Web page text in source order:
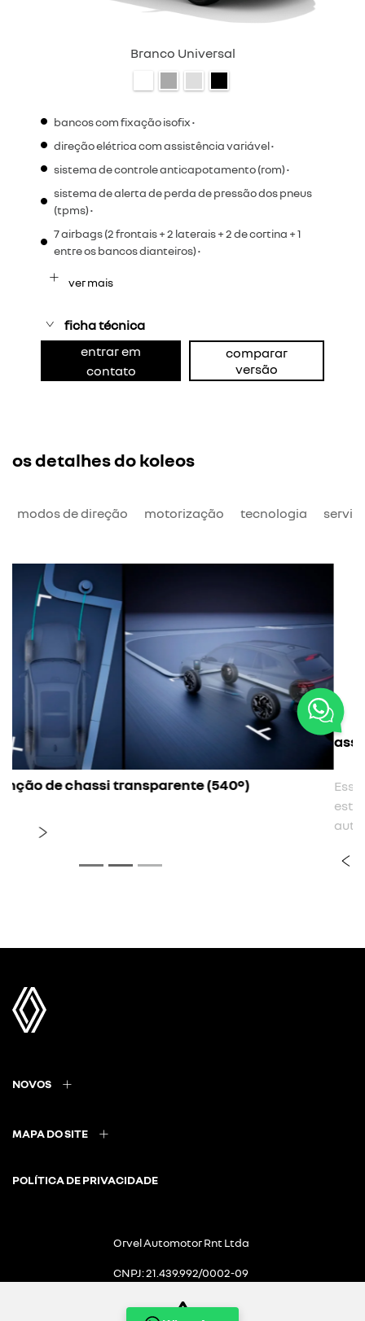
Branco Universal
bancos com fixação isofix •
direção elétrica com assistência variável •
sistema de controle anticapotamento (rom) •
sistema de alerta de perda de pressão dos pneus
(tpms) •
7 airbags (2 frontais + 2 laterais + 2 de cortina + 1
entre os bancos dianteiros) •
ver mais
ficha técnica
entrar em
contato
comparar
versão
os detalhes do koleos
modos de direção motorização tecnologia
assistente de estacionamento autônomo
Esse sistema identifica e mede sua vaga de
automaticamente.
NOVOS
MAPA DO SITE
Orvel Automotor Rnt Ltda
CNPJ: 21.439.992/0002-09